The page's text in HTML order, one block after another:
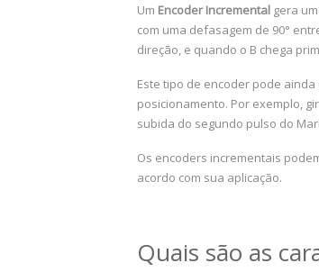
Um Encoder Incremental gera
com uma defasagem de 90°
direção, e quando o B chega
Este tipo de encoder pode
posicionamento. Por exemplo,
subida do segundo pulso do
Os encoders incrementais
acordo com sua aplicação.
Quais são as